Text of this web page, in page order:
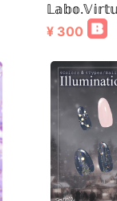
¥ 300